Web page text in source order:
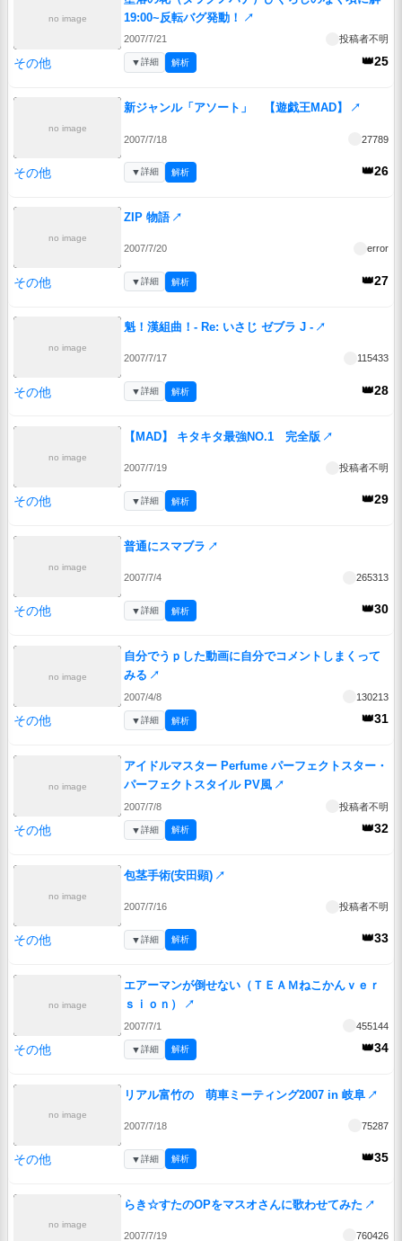
no image
19:00~反転バグ発動！
↗
2007/7/21 投稿者不明
その他 👑25
▼詳細 解析
no image
新ジャンル「アソート」 【遊戯王MAD】 ↗
2007/7/18 27789
その他 👑26
▼詳細 解析
no image
ZIP 物語 ↗
2007/7/20 error
その他 👑27
▼詳細 解析
no image
魁！漢組曲！- Re: いさじ ゼブラ J - ↗
2007/7/17 115433
その他 👑28
▼詳細 解析
no image
【MAD】 キタキタ最強NO.1 完全版 ↗
2007/7/19 投稿者不明
その他 👑29
▼詳細 解析
no image
普通にスマブラ ↗
2007/7/4 265313
その他 👑30
▼詳細 解析
no image
自分でうｐした動画に自分でコメントしまくって
みる ↗
2007/4/8 130213
その他 👑31
▼詳細 解析
no image
アイドルマスター Perfume パーフェクトスター・
パーフェクトスタイル PV風 ↗
2007/7/8 投稿者不明
その他 👑32
▼詳細 解析
no image
包茎手術(安田顕) ↗
2007/7/16 投稿者不明
その他 👑33
▼詳細 解析
no image
エアーマンが倒せない（ＴＥＡＭねこかんｖｅｒ
ｓｉｏｎ）
↗
2007/7/1 455144
その他 👑34
▼詳細 解析
no image
リアル富竹の 萌車ミーティング2007 in 岐阜 ↗
2007/7/18 75287
その他 👑35
▼詳細 解析
no image
らき☆すたのOPをマスオさんに歌わせてみた ↗
2007/7/19 760426